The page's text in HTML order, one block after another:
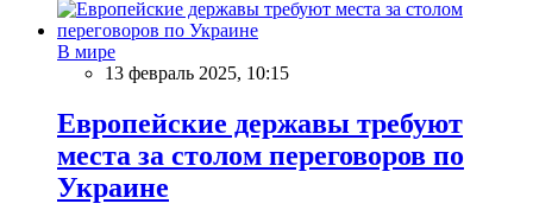
В мире
13 февраль 2025, 10:15
Европейские державы требуют
места за столом переговоров по
Украине